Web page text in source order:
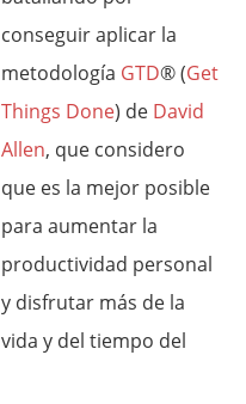
conseguir aplicar la
metodología GTD® (Get
Things Done) de David
Allen, que considero
que es la mejor posible
para aumentar la
productividad personal
y disfrutar más de la
vida y del tiempo del